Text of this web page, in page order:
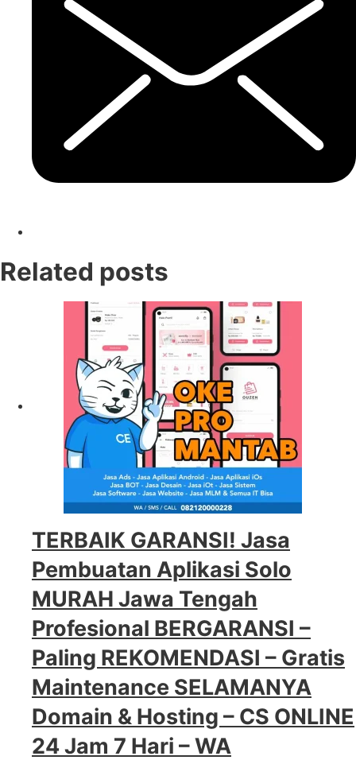
Related posts
TERBAIK GARANSI! Jasa
Pembuatan Aplikasi Solo
MURAH Jawa Tengah
Profesional BERGARANSI –
Paling REKOMENDASI – Gratis
Maintenance SELAMANYA
Domain & Hosting – CS ONLINE
24 Jam 7 Hari – WA